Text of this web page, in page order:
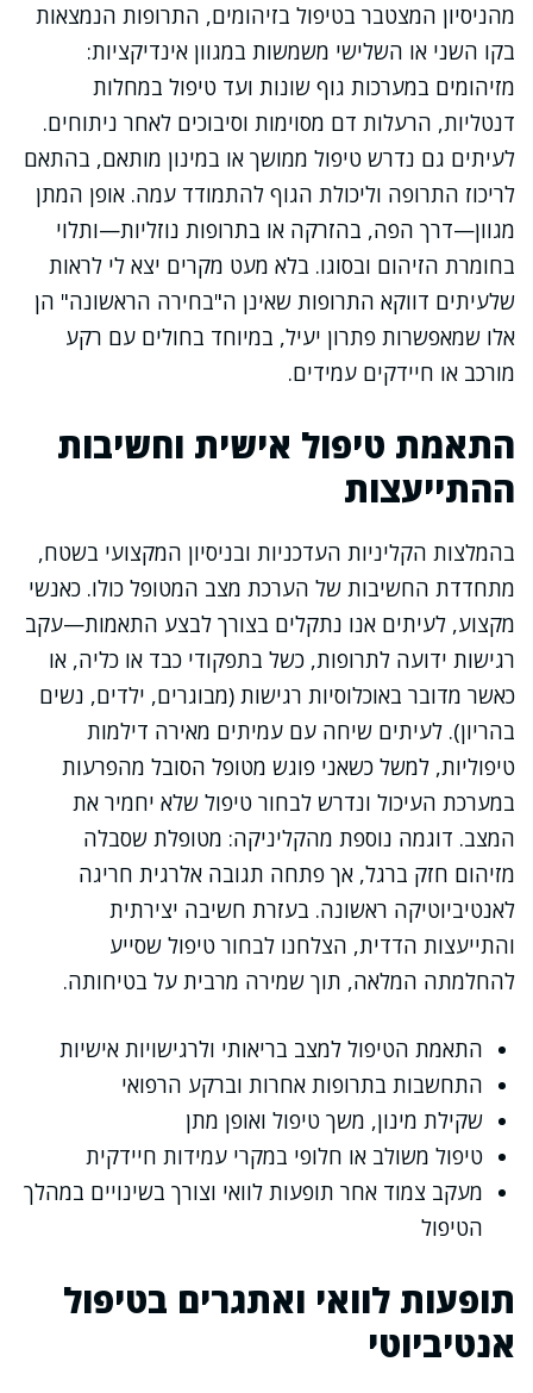
מהניסיון המצטבר בטיפול בזיהומים, התרופות הנמצאות
בקו השני או השלישי משמשות במגוון אינדיקציות:
מזיהומים במערכות גוף שונות ועד טיפול במחלות
דנטליות, הרעלות דם מסוימות וסיבוכים לאחר ניתוחים.
לעיתים גם נדרש טיפול ממושך או במינון מותאם, בהתאם
לריכוז התרופה וליכולת הגוף להתמודד עמה. אופן המתן
מגוון—דרך הפה, בהזרקה או בתרופות נוזליות—ותלוי
בחומרת הזיהום ובסוגו. בלא מעט מקרים יצא לי לראות
שלעיתים דווקא התרופות שאינן ה"בחירה הראשונה" הן
אלו שמאפשרות פתרון יעיל, במיוחד בחולים עם רקע
מורכב או חיידקים עמידים.
התאמת טיפול אישית וחשיבות
ההתייעצות
בהמלצות הקליניות העדכניות ובניסיון המקצועי בשטח,
מתחדדת החשיבות של הערכת מצב המטופל כולו. כאנשי
מקצוע, לעיתים אנו נתקלים בצורך לבצע התאמות—עקב
רגישות ידועה לתרופות, כשל בתפקודי כבד או כליה, או
כאשר מדובר באוכלוסיות רגישות (מבוגרים, ילדים, נשים
בהריון). לעיתים שיחה עם עמיתים מאירה דילמות
טיפוליות, למשל כשאני פוגש מטופל הסובל מהפרעות
במערכת העיכול ונדרש לבחור טיפול שלא יחמיר את
המצב. דוגמה נוספת מהקליניקה: מטופלת שסבלה
מזיהום חזק ברגל, אך פתחה תגובה אלרגית חריגה
לאנטיביוטיקה ראשונה. בעזרת חשיבה יצירתית
והתייעצות הדדית, הצלחנו לבחור טיפול שסייע
להחלמתה המלאה, תוך שמירה מרבית על בטיחותה.
התאמת הטיפול למצב בריאותי ולרגישויות אישיות
התחשבות בתרופות אחרות וברקע הרפואי
שקילת מינון, משך טיפול ואופן מתן
טיפול משולב או חלופי במקרי עמידות חיידקית
מעקב צמוד אחר תופעות לוואי וצורך בשינויים במהלך
הטיפול
תופעות לוואי ואתגרים בטיפול
אנטיביוטי